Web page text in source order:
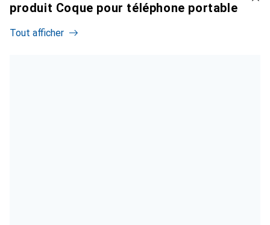
produit Coque pour téléphone portable
Tout afficher